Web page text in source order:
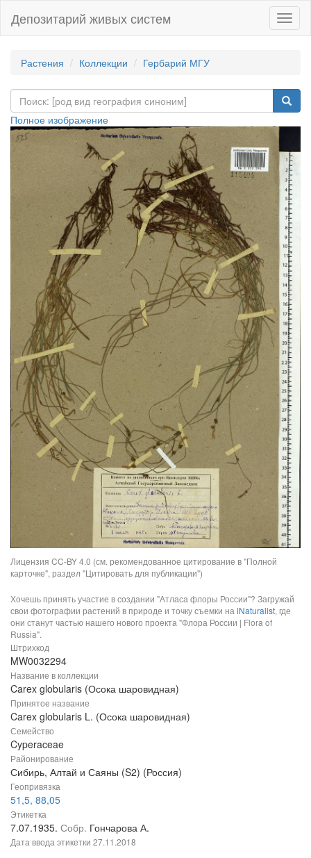
Депозитарий живых систем
Растения Коллекции Гербарий МГУ
Полное изображение
Лицензия CC-BY 4.0 (см. рекомендованное цитирование в "Полной
карточке", раздел "Цитировать для публикации")
Хочешь принять участие в создании "Атласа флоры России"? Загружай
свои фотографии растений в природе и точку съемки на iNaturalist, где
они станут частью нашего нового проекта "Флора России | Flora of
Russia".
Штрихкод
MW0032294
Название в коллекции
Carex globularis (Осока шаровидная)
Принятое название
Carex globularis L. (Осока шаровидная)
Семейство
Cyperaceae
Районирование
Сибирь, Алтай и Саяны (S2) (Россия)
Геопривязка
51,5, 88,05
Этикетка
7.07.1935. Собр. Гончарова А.
Дата ввода этикетки 27.11.2018